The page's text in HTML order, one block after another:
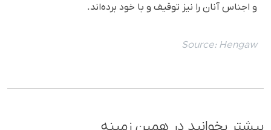
و اجناس آنان را نیز توقیف و با خود برده‌اند.
Source: Hengaw
بیشتر بخوانید در همین زمینه